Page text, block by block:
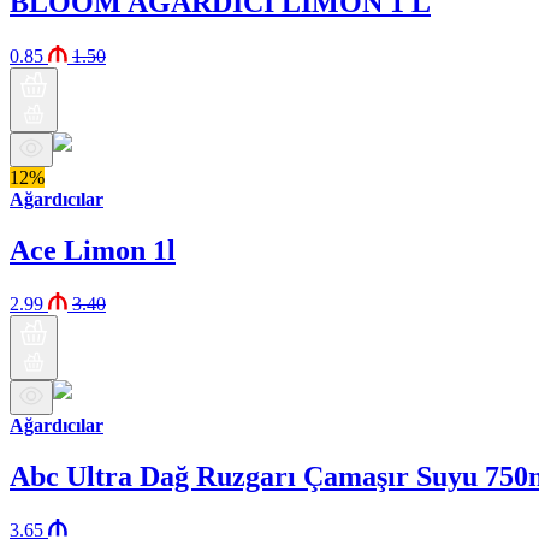
0.85 1.50
12%
Ağardıcılar
Ace Limon 1l
2.99 3.40
Ağardıcılar
Abc Ultra Dağ Ruzgarı Çamaşır Suyu
3.65